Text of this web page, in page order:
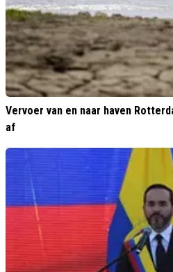
Vervoer van en naar haven
af